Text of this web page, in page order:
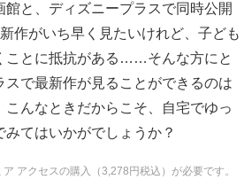
館と、ディズニープラスで同時公開
作がいち早く見たいけれど、子ども
ことに抵抗がある……そんな方にと
スで最新作が見ることができるのは
んなときだからこそ、自宅でゆっ
みてはいかがでしょうか？
アクセスの購入（3,278円税込）が必要です。